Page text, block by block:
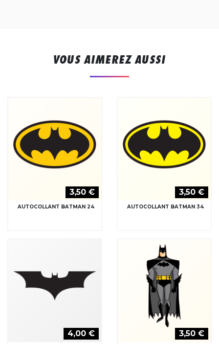
VOUS AIMEREZ AUSSI
3,50 €
AUTOCOLLANT BATMAN 24
3,50 €
AUTOCOLLANT BATMAN 34
4,00 € 3,50 €